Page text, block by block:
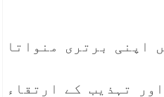
اپنی برتری منواتا
تہذیب کے ارتقاء